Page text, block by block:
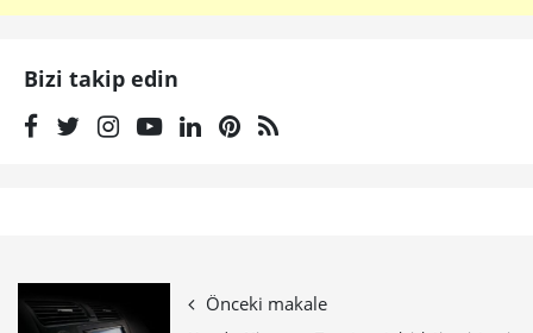
Bizi takip edin
Önceki makale